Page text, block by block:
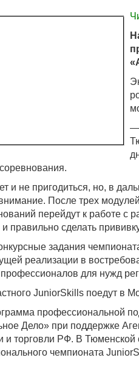
—
и не пригодиться, но, в
После трех
перейдут к работе с
правильно сделать
задания
реализации в
для нужд
JuniorSkills поедут в
профессиональной
Дело» при поддержке
торговли РФ. В Тюменской
чемпионата